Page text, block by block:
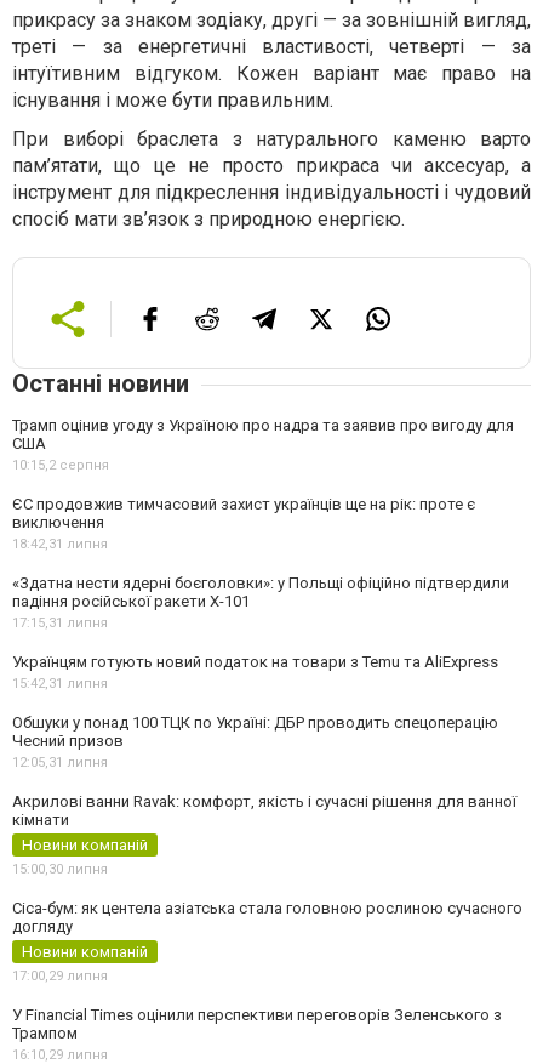
прикрасу за знаком зодіаку, другі — за зовнішній вигляд,
треті — за енергетичні властивості, четверті — за
інтуїтивним відгуком. Кожен варіант має право на
існування і може бути правильним.
При виборі браслета з натурального каменю варто
пам’ятати, що це не просто прикраса чи аксесуар, а
інструмент для підкреслення індивідуальності і чудовий
спосіб мати зв’язок з природною енергією.
Останні новини
Трамп оцінив угоду з Україною про надра та заявив про вигоду для
США
10:15,2 серпня
ЄС продовжив тимчасовий захист українців ще на рік: проте є
виключення
18:42,31 липня
«Здатна нести ядерні боєголовки»: у Польщі офіційно підтвердили
падіння російської ракети Х-101
17:15,31 липня
Українцям готують новий податок на товари з Temu та AliExpress
15:42,31 липня
Обшуки у понад 100 ТЦК по Україні: ДБР проводить спецоперацію
Чесний призов
12:05,31 липня
Акрилові ванни Ravak: комфорт, якість і сучасні рішення для ванної
кімнати
Новини компаній
15:00,30 липня
Cica-бум: як центела азіатська стала головною рослиною сучасного
догляду
Новини компаній
17:00,29 липня
У Financial Times оцінили перспективи переговорів Зеленського з
Трампом
16:10,29 липня